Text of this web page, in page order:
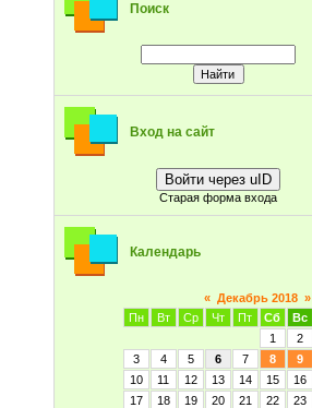
Поиск
Вход на сайт
Войти через uID
Старая форма входа
Календарь
« Декабрь 2018 »
Пн
Вт Ср Чт Пт Сб
Вс
1
2
3
4 5 6 7 8
9
10
11 12 13 14 15
16
17
18 19 20 21 22
23